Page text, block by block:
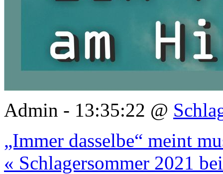
Admin - 13:35:22 @
„Immer dasselbe“ meint
« Schlagersommer 2021